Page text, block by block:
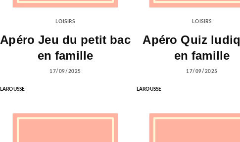
LOISIRS
Apéro Jeu du petit bac
en famille
17/09/2025
LAROUSSE
LOISIRS
Apéro Quiz
en famille
17/09/2025
LAROUSSE